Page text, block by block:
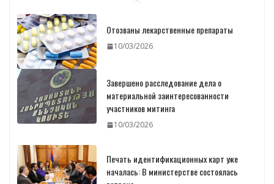
Отозваны лекарственные препараты
10/03/2026
Завершено расследование дела о
материальной заинтересованности
участников митинга
10/03/2026
Печать идентификационных карт уже
началась: В министерстве состоялась